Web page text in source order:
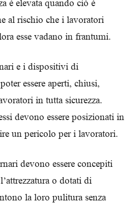
è elevata quando ciò è
al rischio che i lavoratori
esse vadano in frantumi.
e i dispositivi di
essere aperti, chiusi,
in tutta sicurezza.
devono essere posizionati in
un pericolo per i lavoratori.
devono essere concepiti
o dotati di
la loro pulitura senza